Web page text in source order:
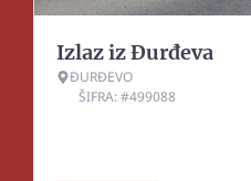
Izlaz iz Đurđeva
ĐURĐEVO
ŠIFRA: #499088